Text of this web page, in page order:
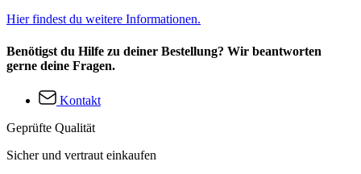
Hier findest du weitere Informationen.
Benötigst du Hilfe zu deiner Bestellung? Wir beantworten
gerne deine Fragen.
Kontakt
Geprüfte Qualität
Sicher und vertraut einkaufen